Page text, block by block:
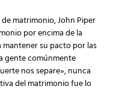
matrimonio, John Piper
por encima de la
su pacto por las
gente comúnmente
nos separe», nunca
del matrimonio fue lo